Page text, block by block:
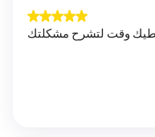
وقت لتشرح مشكلتك